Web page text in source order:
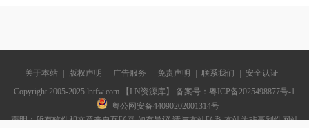
关于本站 版权声明 广告服务 免责声明 联系我们
安全认证
Copyright 2005-2025 lntfw.com 【LN资源库】 备案号： 粤ICP备2025498877号-1
粤公网安备44090202001314号
声明：所有软件和文章来自互联网 如有异议 请与本站联系 本站为非赢利性网站